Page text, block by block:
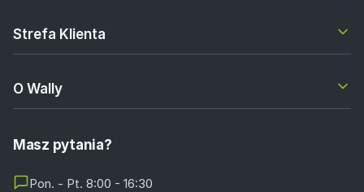
Strefa Klienta
O Wally
Masz pytania?
Pon. - Pt. 8:00 - 16:30